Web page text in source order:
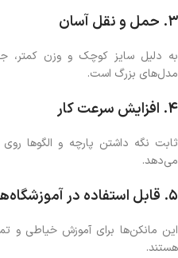
3. حمل و نقل آسان
به دلیل سایز کوچک و وزن کمتر،
مدل‌های بزرگ است.
4. افزایش سرعت کار
ثابت نگه داشتن پارچه و الگوها
می‌دهد.
5. قابل استفاده در
این مانکن‌ها برای آموزش خیاطی و
هستند.